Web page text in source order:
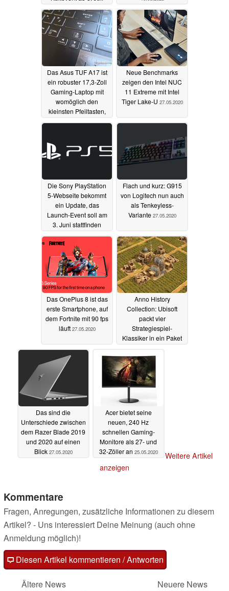
30.06.2023
Das Asus TUF A17 ist
ein robuster 17,3-Zoll
Gaming-Laptop mit
womöglich den
kleinsten Pfeiltasten,
die wir je gesehen
Neue Benchmarks
zeigen den Intel NUC
11 Extreme mit Intel
Tiger Lake-U 27.05.2020
Die Sony PlayStation
5-Webseite bekommt
ein Update, das
Launch-Event soll am
3. Juni stattfinden
27.05.2020
Flach und kurz: G915
von Logitech nun auch
als Tenkeyless-
Variante 27.05.2020
Das OnePlus 8 ist das
erste Smartphone, auf
dem Fortnite mit 90 fps
läuft 27.05.2020
Anno History
Collection: Ubisoft
packt vier
Strategiespiel-
Klassiker in ein Paket
Multiplayer-Updates
27.05.2020
Das sind die
Unterschiede zwischen
dem Razer Blade 2019
und 2020 auf einen
Blick 27.05.2020
Acer bietet seine
neuen, 240 Hz
schnellen Gaming-
Monitore als 27- und
32-Zöller an 25.05.2020
Weitere Artikel
anzeigen
Kommentare
Fragen, Anregungen, zusätzliche Informationen zu diesem
Artikel? - Uns interessiert Deine Meinung (auch ohne
Anmeldung möglich)!
Diesen Artikel kommentieren / Antworten
Ältere News
Neuere News